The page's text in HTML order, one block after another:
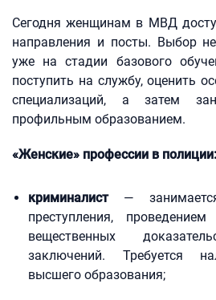
Сегодня женщинам в МВД
направления и посты. Выбор
уже на стадии базового
поступить на службу, оценить
специализаций, а затем
профильным образованием.
«Женские» профессии в полиции:
криминалист—
преступления,
вещественных
заключений. Требуется
высшего образования;